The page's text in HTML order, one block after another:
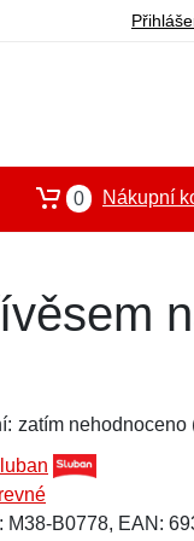
0 Nákupní
zatím nehodnoceno
M38-B0778, EAN: